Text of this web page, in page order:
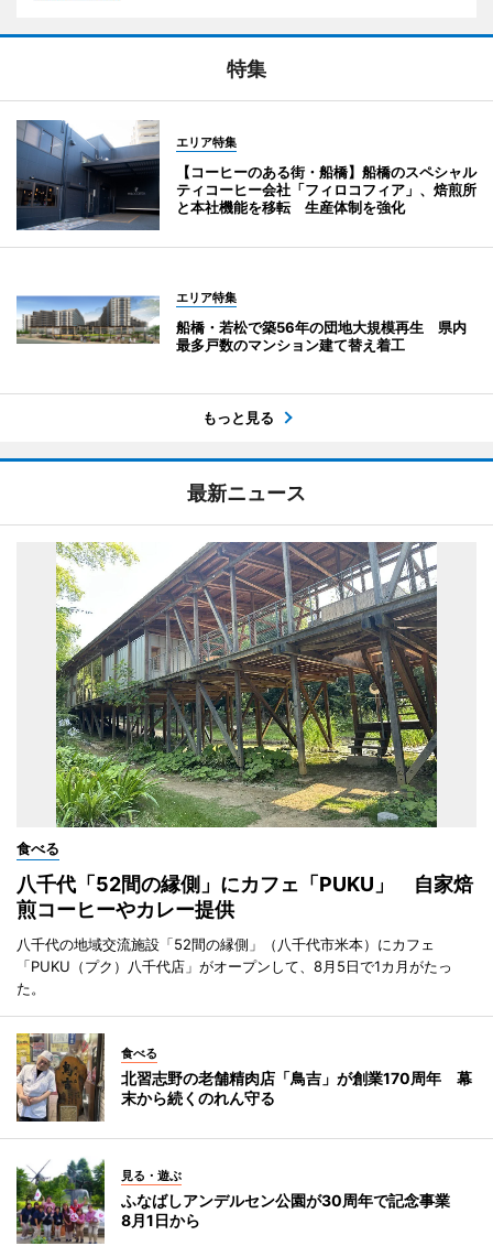
特集
エリア特集
【コーヒーのある街・船橋】船橋のスペシャル
ティコーヒー会社「フィロコフィア」、焙煎所
と本社機能を移転 生産体制を強化
エリア特集
船橋・若松で築56年の団地大規模再生 県内
最多戸数のマンション建て替え着工
もっと見る
最新ニュース
食べる
八千代「52間の縁側」にカフェ「PUKU」 自家焙
煎コーヒーやカレー提供
八千代の地域交流施設「52間の縁側」（八千代市米本）にカフェ
「PUKU（プク）八千代店」がオープンして、8月5日で1カ月がたっ
た。
食べる
北習志野の老舗精肉店「鳥吉」が創業170周年 幕
末から続くのれん守る
見る・遊ぶ
ふなばしアンデルセン公園が30周年で記念事業
8月1日から